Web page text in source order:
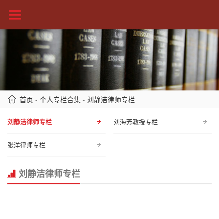
首页 - 个人专栏合集 - 刘静洁律师专栏
刘静洁律师专栏 刘海芳教授专栏
张洋律师专栏
刘静洁律师专栏